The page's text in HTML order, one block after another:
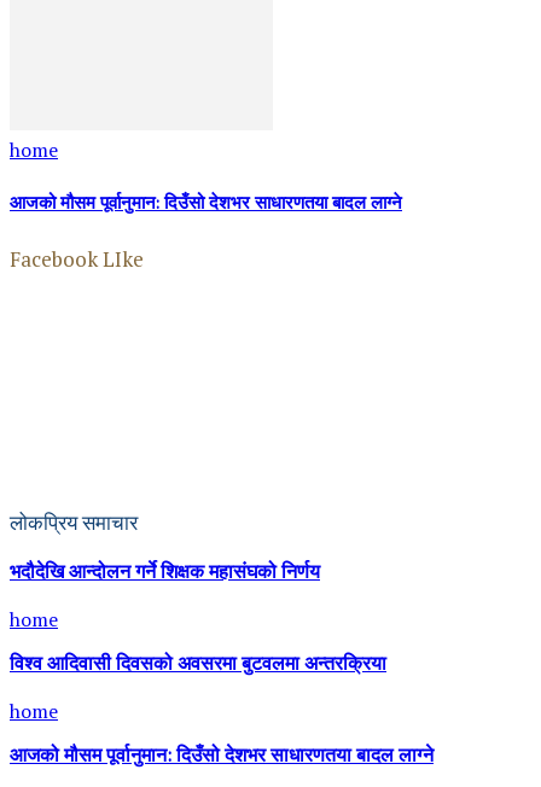
home
आजको मौसम पूर्वानुमान: दिउँसो देशभर साधारणतया बादल लाग्ने
Facebook LIke
लोकप्रिय समाचार
भदौदेखि आन्दोलन गर्ने शिक्षक महासंघको निर्णय
home
विश्व आदिवासी दिवसको अवसरमा बुटवलमा अन्तरक्रिया
home
आजको मौसम पूर्वानुमान: दिउँसो देशभर साधारणतया बादल लाग्ने